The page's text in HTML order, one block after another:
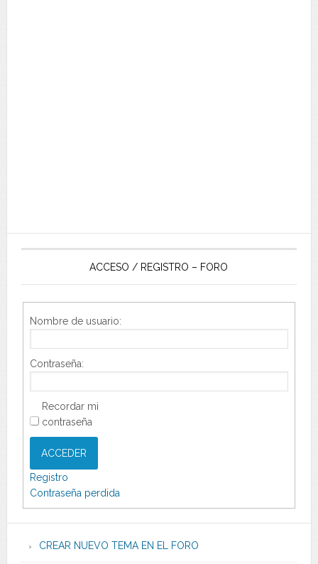
ACCESO / REGISTRO – FORO
Nombre de usuario:
Contraseña:
Recordar mi
contraseña
ACCEDER
Registro
Contraseña perdida
CREAR NUEVO TEMA EN EL FORO